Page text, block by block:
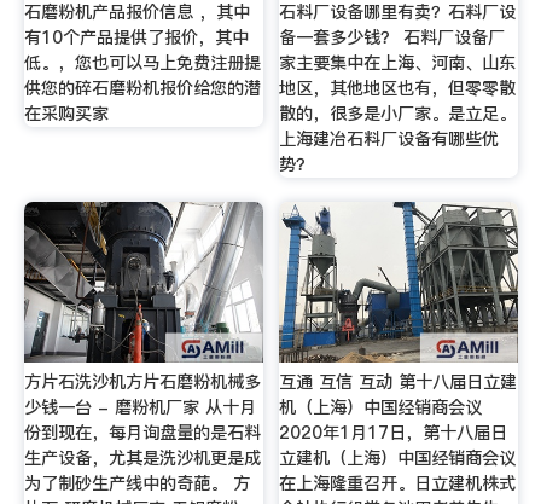
石磨粉机产品报价信息 ，其中
有10个产品提供了报价，其中
低。，您也可以马上免费注册提
供您的碎石磨粉机报价给您的潜
在采购买家
石料厂设备哪里有卖？石料厂设
备一套多少钱？ 石料厂设备厂
家主要集中在上海、河南、山东
地区，其他地区也有，但零零散
散的，很多是小厂家。是立足。
上海建冶石料厂设备有哪些优
势？
方片石洗沙机方片石磨粉机械多
少钱一台 - 磨粉机厂家 从十月
份到现在，每月询盘量的是石料
生产设备，尤其是洗沙机更是成
为了制砂生产线中的奇葩。 方
互通 互信 互动 第十八届日立建
机（上海）中国经销商会议
2020年1月17日，第十八届日
立建机（上海）中国经销商会议
在上海隆重召开。日立建机株式